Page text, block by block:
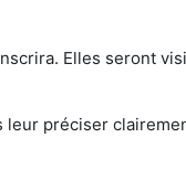
Elles seront
préciser